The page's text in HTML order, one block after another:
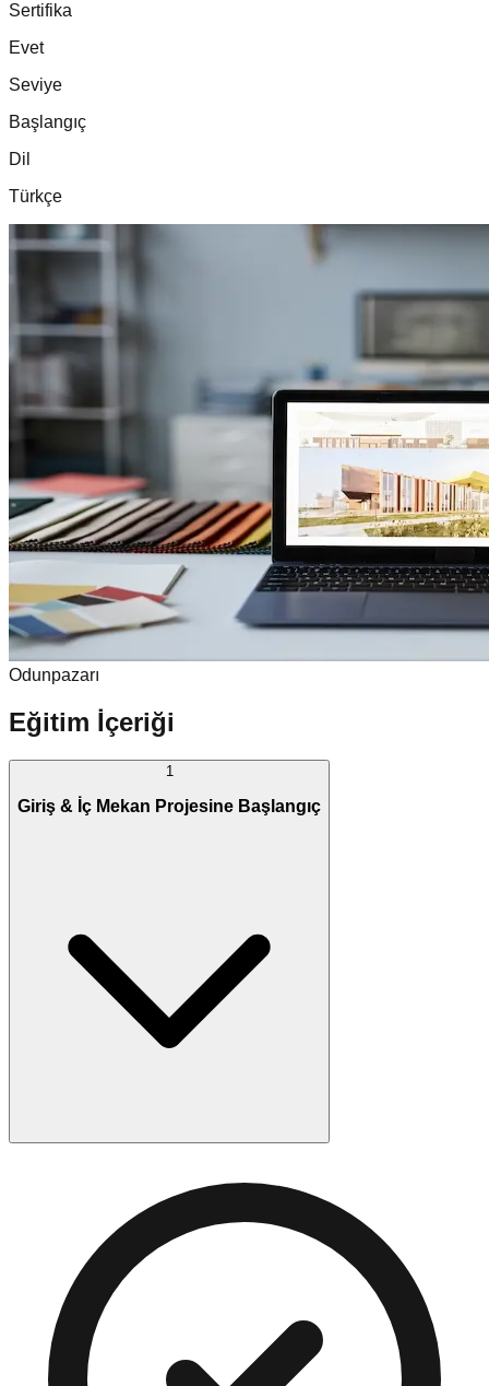
Sertifika
Evet
Seviye
Başlangıç
Dil
Türkçe
Odunpazarı
Eğitim İçeriği
1
Giriş & İç Mekan Projesine Başlangıç